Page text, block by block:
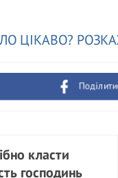
ЦІКАВО?